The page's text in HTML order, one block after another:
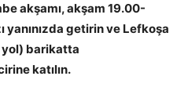
akşamı, akşam 19.00-
yanınızda getirin ve Lefkoşa
yol) barikatta
katılın.